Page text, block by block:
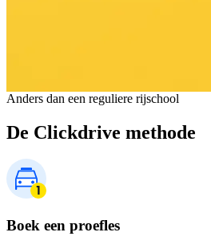
Anders dan een reguliere rijschool
De Clickdrive methode
Boek een proefles